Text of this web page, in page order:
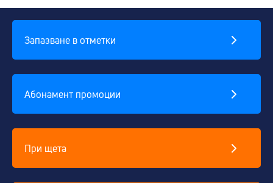
Запазване в отметки
Абонамент промоции
При щета